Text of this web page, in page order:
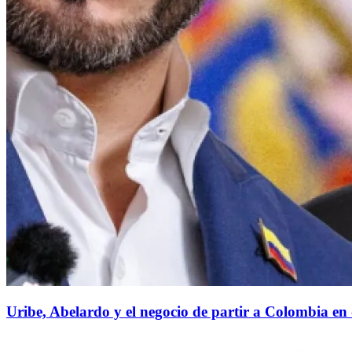
Uribe, Abelardo y el negocio de partir a Colombia en